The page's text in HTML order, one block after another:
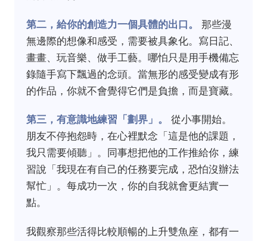
第二，給你的創造力一個具體的出口。
那些漫
無邊際的想像和感受，需要被具象化。寫日記、
畫畫、玩音樂、做手工藝。哪怕只是用手機備忘
錄隨手寫下飄過的念頭。當無形的感受變成有形
的作品，你就不會覺得它們是負擔，而是寶藏。
第三，有意識地練習「劃界」。
從小事開始。
朋友不停抱怨時，在心裡默念「這是他的課題，
我只需要傾聽」。同事想把他的工作推給你，練
習說「我現在有自己的任務要完成，恐怕沒辦法
幫忙」。每成功一次，你的自我就會更結實一
點。
我觀察那些活得比較順暢的上升雙魚座，都有一